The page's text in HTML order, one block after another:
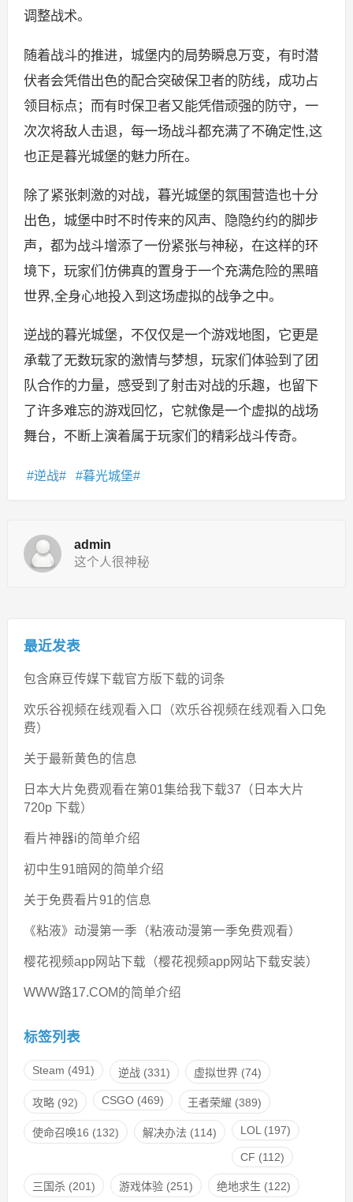
调整战术。
随着战斗的推进，城堡内的局势瞬息万变，有时潜
伏者会凭借出色的配合突破保卫者的防线，成功占
领目标点；而有时保卫者又能凭借顽强的防守，一
次次将敌人击退，每一场战斗都充满了不确定性,这
也正是暮光城堡的魅力所在。
除了紧张刺激的对战，暮光城堡的氛围营造也十分
出色，城堡中时不时传来的风声、隐隐约约的脚步
声，都为战斗增添了一份紧张与神秘，在这样的环
境下，玩家们仿佛真的置身于一个充满危险的黑暗
世界,全身心地投入到这场虚拟的战争之中。
逆战的暮光城堡，不仅仅是一个游戏地图，它更是
承载了无数玩家的激情与梦想，玩家们体验到了团
队合作的力量，感受到了射击对战的乐趣，也留下
了许多难忘的游戏回忆，它就像是一个虚拟的战场
舞台，不断上演着属于玩家们的精彩战斗传奇。
逆战 暮光城堡
admin
这个人很神秘
最近发表
包含麻豆传媒下载官方版下载的词条
欢乐谷视频在线观看入口（欢乐谷视频在线观看入口免
费）
关于最新黄色的信息
日本大片免费观看在第01集给我下载37（日本大片
720p 下载）
看片神器i的简单介绍
初中生91暗网的简单介绍
关于免费看片91的信息
《粘液》动漫第一季（粘液动漫第一季免费观看）
樱花视频app网站下载（樱花视频app网站下载安装）
WWW路17.COM的简单介绍
标签列表
Steam (491) 逆战(331) 虚拟世界(74)
攻略(92) CSGO(469) 王者荣耀 (389)
使命召唤16 (132) 解决办法 (114) LOL (197)
CF (112)
三国杀(201) 游戏体验(251) 绝地求生 (122)